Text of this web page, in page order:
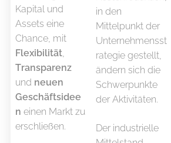
Kapital und
Assets eine
Chance, mit
Flexibilität
Transparenz
und neuen
Geschäftsidee
n einen Markt zu
erschließen.
in den
Mittelpunkt der
Unternehmensst
rategie gestellt,
ändern sich die
Schwerpunkte
der Aktivitäten.
Der industrielle